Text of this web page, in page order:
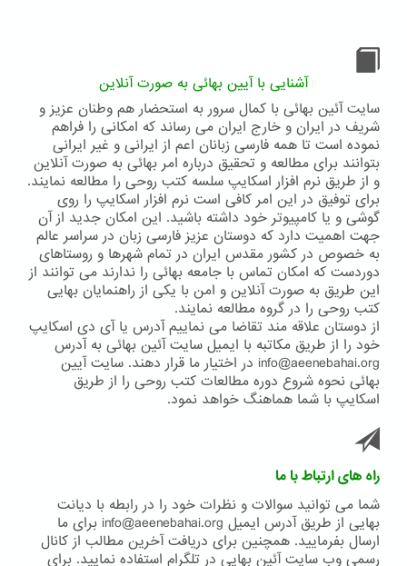
گوشه
هایی
از
حیات
حضرت
عبدالبهاء
)
آشنایی با آیین بهائی به صورت آنلاین
سایت آئین بهائی با کمال سرور به استحضار هم وطنان عزیز و
شریف در ایران و خارج ایران می رساند که امکانی را فراهم
نموده است تا همه فارسی زبانان اعم از ایرانی و غیر ایرانی
بتوانند برای مطالعه و تحقیق درباره امر بهائی به صورت آنلاین
و از طریق نرم افزار اسکایپ سلسه کتب روحی را مطالعه نمایند.
برای توفیق در این امر کافی است نرم افزار اسکایپ را روی
گوشی و یا کامپیوتر خود داشته باشید. این امکان جدید از آن
جهت اهمیت دارد که دوستان عزیز فارسی زبان در سراسر عالم
به خصوص در کشور مقدس ایران در تمام شهرها و روستاهای
دوردست که امکان تماس با جامعه بهائی را ندارند می توانند از
این طریق به صورت آنلاین و امن با یکی از راهنمایان بهایی
کتب روحی را در گروه مطالعه نمایند.
از دوستان علاقه مند تقاضا می نماییم آدرس یا آی دی اسکایپ
خود را از طریق مکاتبه با ایمیل سایت آئین بهائی به آدرس
info@aeenebahai.org در اختیار ما قرار دهند. سایت آیین
بهائی نحوه شروع دوره مطالعات کتب روحی را از طریق
اسکایپ با شما هماهنگ خواهد نمود.
راه های ارتباط با ما
شما می توانید سوالات و نظرات خود را در رابطه با دیانت
بهایی از طریق آدرس ایمیل info@aeenebahai.org برای ما
ارسال بفرمایید. همچنین برای دریافت آخرین مطالب از کانال
رسمی وب سایت آئین بهایی در تلگرام استفاده نمایید. برای